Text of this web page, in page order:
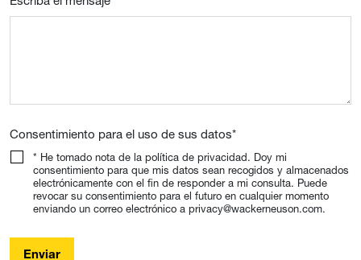
Escriba el mensaje
Consentimiento para el uso de sus datos*
* He tomado nota de la política de privacidad. Doy mi
consentimiento para que mis datos sean recogidos y almacenados
electrónicamente con el fin de responder a mi consulta. Puede
revocar su consentimiento para el futuro en cualquier momento